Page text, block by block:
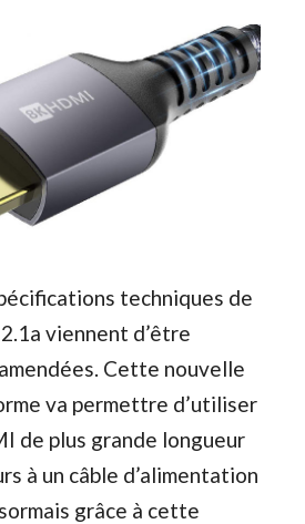
techniques de
viennent d’être
Cette nouvelle
va permettre d’utiliser
de plus grande longueur
à un câble d’alimentation
grâce à cette